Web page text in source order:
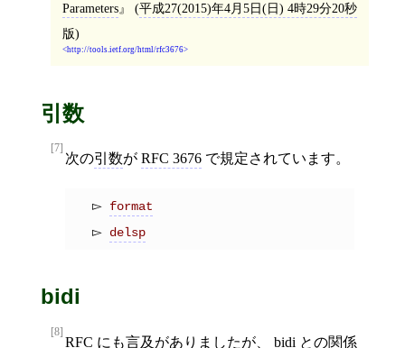
Parameters
(平成27(2015)年4月5日(日) 4時29分20秒
版)
http://tools.ietf.org/html/rfc3676
引数
[7]
次の引数が RFC 3676 で規定されています。
format
delsp
bidi
[8]
RFC にも言及がありましたが、 bidi との関係